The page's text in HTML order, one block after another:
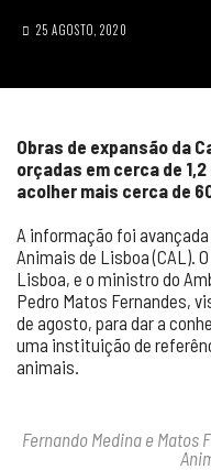
25 AGOSTO, 2020
Obras de expansão da
orçadas em cerca de
acolher mais cerca de
A informação foi avançada
Animais de Lisboa (CAL).
Lisboa, e o ministro do
Pedro Matos Fernandes,
de agosto, para dar a
uma instituição de
animais.
Fernando Medina e Matos